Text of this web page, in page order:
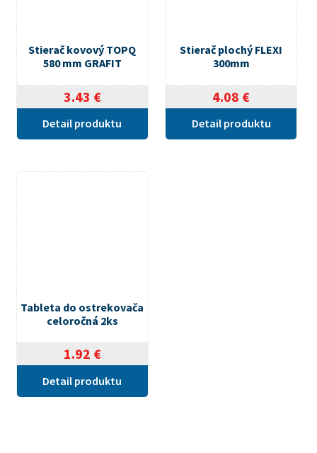
Stierač kovový TOPQ
580 mm GRAFIT
3.43 €
Detail produktu
Stierač plochý FLEXI
300mm
4.08 €
Detail produktu
Tableta do ostrekovača
celoročná 2ks
1.92 €
Detail produktu